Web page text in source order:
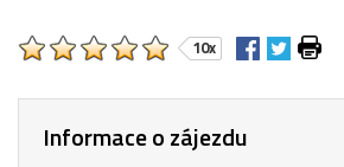
10x
Informace o zájezdu